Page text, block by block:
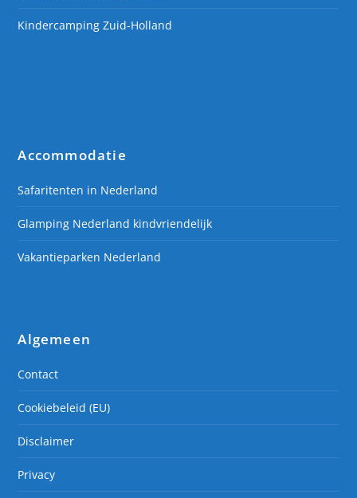
Kindercamping Zuid-Holland
Accommodatie
Safaritenten in Nederland
Glamping Nederland kindvriendelijk
Vakantieparken Nederland
Algemeen
Contact
Cookiebeleid (EU)
Disclaimer
Privacy